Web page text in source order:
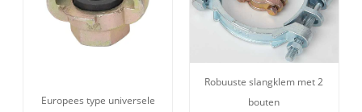
Europees type universele
Robuuste slangklem met 2
bouten